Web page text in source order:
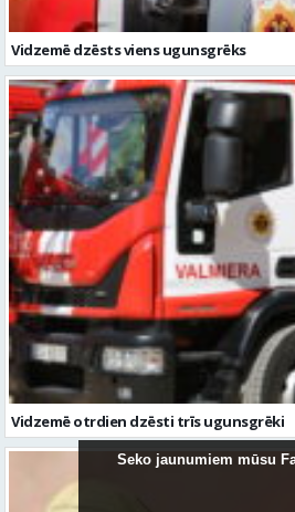
Vidzemē dzēsts viens ugunsgrēks
Vidzemē otrdien dzēsti trīs ugunsgrēki
Seko jaunumiem mūsu